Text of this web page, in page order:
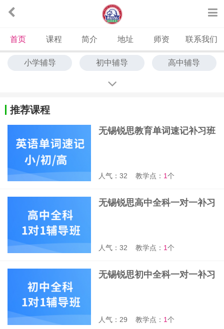
首页 课程 简介 地址 师资 联系我们
小学辅导 初中辅导 高中辅导
艺考文化课
推荐课程
无锡锐思教育单词速记补习班
人气：32 教学点： 1个
无锡锐思高中全科一对一补习
人气：32 教学点： 1个
无锡锐思初中全科一对一补习
人气：29 教学点： 1个